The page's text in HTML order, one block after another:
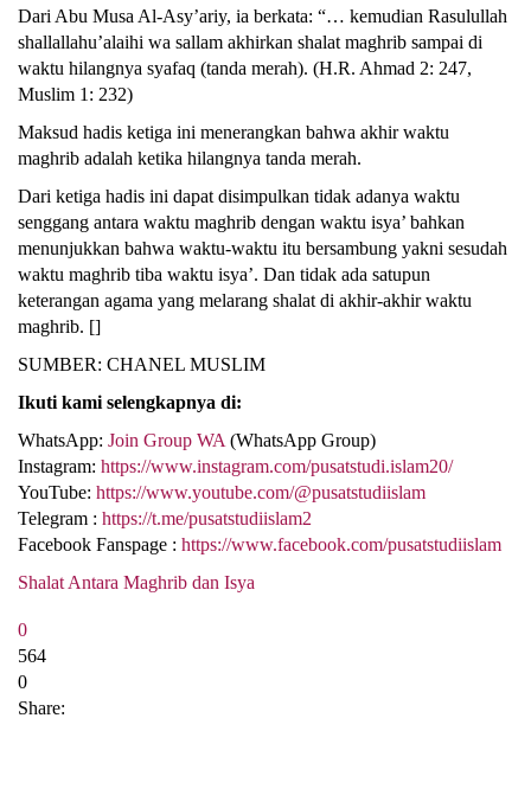
Dari Abu Musa Al-Asy’ariy, ia berkata: “… kemudian Rasulullah
shallallahu’alaihi wa sallam akhirkan shalat maghrib sampai di
waktu hilangnya syafaq (tanda merah). (H.R. Ahmad 2: 247,
Muslim 1: 232)
Maksud hadis ketiga ini menerangkan bahwa akhir waktu
maghrib adalah ketika hilangnya tanda merah.
Dari ketiga hadis ini dapat disimpulkan tidak adanya waktu
senggang antara waktu maghrib dengan waktu isya’ bahkan
menunjukkan bahwa waktu-waktu itu bersambung yakni sesudah
waktu maghrib tiba waktu isya’. Dan tidak ada satupun
keterangan agama yang melarang shalat di akhir-akhir waktu
maghrib. []
SUMBER: CHANEL MUSLIM
Ikuti kami selengkapnya di:
WhatsApp: Join Group WA (WhatsApp Group)
Instagram: https://www.instagram.com/pusatstudi.islam20/
YouTube: https://www.youtube.com/@pusatstudiislam
Telegram : https://t.me/pusatstudiislam2
Facebook Fanspage : https://www.facebook.com/pusatstudiislam
Shalat Antara Maghrib dan Isya
0
564
0
Share: